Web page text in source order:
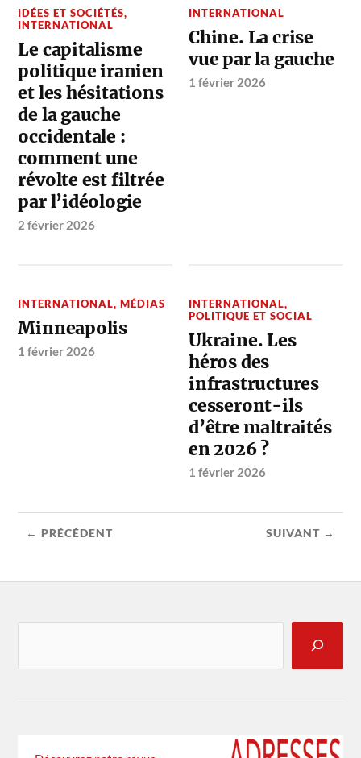
IDÉES ET SOCIÉTÉS,
INTERNATIONAL
Le capitalisme
politique iranien
et les hésitations
de la gauche
occidentale :
comment une
révolte est filtrée
par l’idéologie
2 février 2026
INTERNATIONAL
Chine. La crise
vue par la gauche
1 février 2026
INTERNATIONAL,MÉDIAS
Minneapolis
1 février 2026
INTERNATIONAL,
POLITIQUE ET SOCIAL
Ukraine. Les
héros des
infrastructures
cesseront-ils
d’être maltraités
en 2026 ?
1 février 2026
← PRÉCÉDENT SUIVANT →